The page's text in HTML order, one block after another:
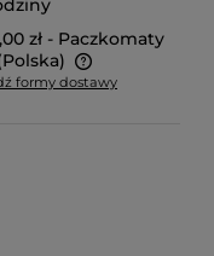
zł - Paczkomaty
płatności
formy dostawy